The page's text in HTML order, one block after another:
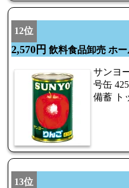
12位
2,570円 飲料食品卸売 ホ
サンヨ
号缶
備蓄 ト
13位